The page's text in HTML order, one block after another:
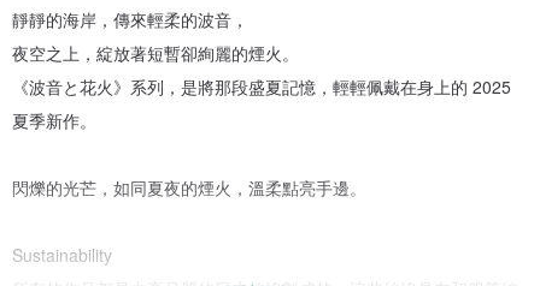
靜靜的海岸，傳來輕柔的波音，
夜空之上，綻放著短暫卻絢麗的煙火。
《波音と花火》系列，是將那段盛夏記憶，輕輕佩戴在身上的 2025
夏季新作。
閃爍的光芒，如同夏夜的煙火，溫柔點亮手邊。
Sustainability